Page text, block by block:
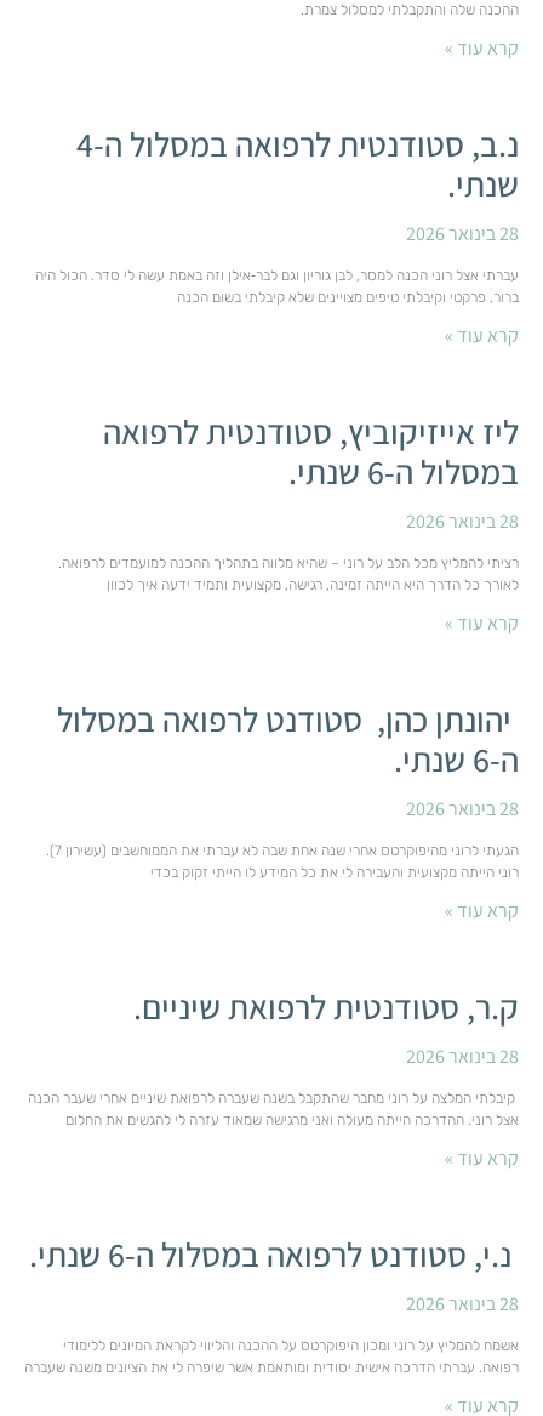
ההכנה שלה והתקבלתי למסלול צמרת.
קרא עוד »
נ.ב, סטודנטית לרפואה במסלול ה-4
שנתי.
28 בינואר 2026
עברתי אצל רוני הכנה למסר, לבן גוריון וגם לבר‑אילן וזה באמת עשה לי סדר. הכול היה
ברור, פרקטי וקיבלתי טיפים מצויינים שלא קיבלתי בשום הכנה
קרא עוד »
ליז אייזיקוביץ, סטודנטית לרפואה
במסלול ה-6 שנתי.
28 בינואר 2026
רציתי להמליץ מכל הלב על רוני – שהיא מלווה בתהליך ההכנה למועמדים לרפואה.
לאורך כל הדרך היא הייתה זמינה, רגישה, מקצועית ותמיד ידעה איך לכוון
קרא עוד »
יהונתן כהן, סטודנט לרפואה במסלול
ה-6 שנתי.
28 בינואר 2026
הגעתי לרוני מהיפוקרטס אחרי שנה אחת שבה לא עברתי את הממוחשבים (עשירון 7).
רוני הייתה מקצועית והעבירה לי את כל המידע לו הייתי זקוק בכדי
קרא עוד »
ק.ר, סטודנטית לרפואת שיניים.
28 בינואר 2026
קיבלתי המלצה על רוני מחבר שהתקבל בשנה שעברה לרפואת שיניים אחרי שעבר הכנה
אצל רוני. ההדרכה הייתה מעולה ואני מרגישה שמאוד עזרה לי להגשים את החלום
קרא עוד »
נ.י, סטודנט לרפואה במסלול ה-6 שנתי.
28 בינואר 2026
אשמח להמליץ על רוני ומכון היפוקרטס על ההכנה והליווי לקראת המיונים ללימודי
רפואה. עברתי הדרכה אישית יסודית ומותאמת אשר שיפרה לי את הציונים משנה שעברה
קרא עוד »